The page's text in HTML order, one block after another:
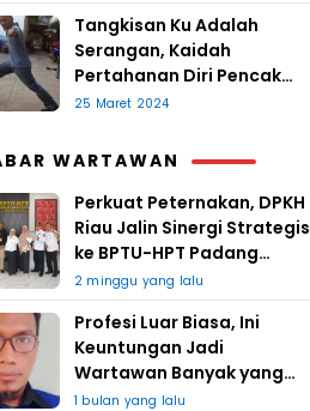
Tangkisan Ku Adalah
Serangan, Kaidah
Pertahanan Diri Pencak
Sugesti
25 Maret 2024
WARTAWAN
Perkuat Peternakan, DPKH
Riau Jalin Sinergi Strategis
ke BPTU-HPT Padang
Mengatas
2 minggu yang lalu
Profesi Luar Biasa, Ini
Keuntungan Jadi
Wartawan Banyak yang
Takut
1 bulan yang lalu